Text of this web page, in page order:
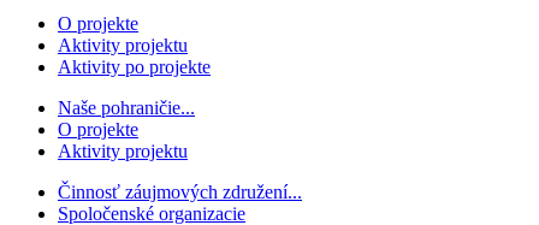
O projekte
Aktivity projektu
Aktivity po projekte
Naše pohraničie...
O projekte
Aktivity projektu
Činnosť záujmových združení...
Spoločenské organizacie